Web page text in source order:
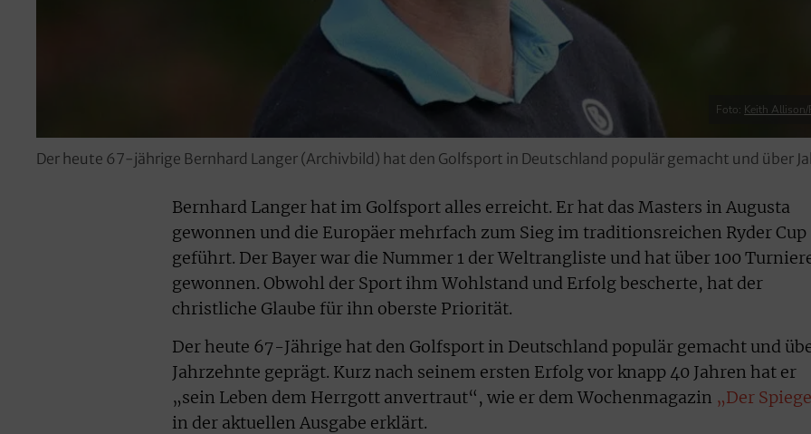
Foto: Keith Allison/
Der heute 67-jährige Bernhard Langer (Archivbild) hat den Golfsport in Deutschland populär gemacht und über
Bernhard Langer hat im Golfsport alles erreicht. Er hat das Masters in Augusta
gewonnen und die Europäer mehrfach zum Sieg im traditionsreichen Ryder Cup
geführt. Der Bayer war die Nummer 1 der Weltrangliste und hat über 100
gewonnen. Obwohl der Sport ihm Wohlstand und Erfolg bescherte, hat der
christliche Glaube für ihn oberste Priorität.
Der heute 67-Jährige hat den Golfsport in Deutschland populär gemacht und
Jahrzehnte geprägt. Kurz nach seinem ersten Erfolg vor knapp 40 Jahren hat er
„sein Leben dem Herrgott anvertraut“, wie er dem Wochenmagazin „Der
in der aktuellen Ausgabe erklärt.